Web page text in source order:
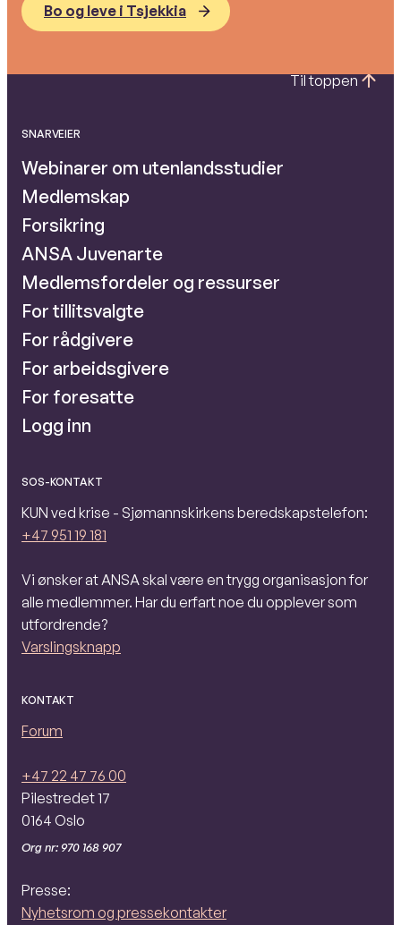
Bo og leve i Tsjekkia
SNARVEIER
Webinarer om utenlandsstudier
Medlemskap
Forsikring
ANSA Juvenarte
Medlemsfordeler og ressurser
For tillitsvalgte
For rådgivere
For arbeidsgivere
For foresatte
Logg inn
SOS-KONTAKT
KUN ved krise - Sjømannskirkens beredskapstelefon:
+47 951 19 181
Vi ønsker at ANSA skal være en trygg organisasjon for
alle medlemmer. Har du erfart noe du opplever som
utfordrende?
Varslingsknapp
KONTAKT
Forum
+47 22 47 76 00
Pilestredet 17
0164 Oslo
Org nr: 970 168 907
Presse:
Nyhetsrom og pressekontakter
Til toppen